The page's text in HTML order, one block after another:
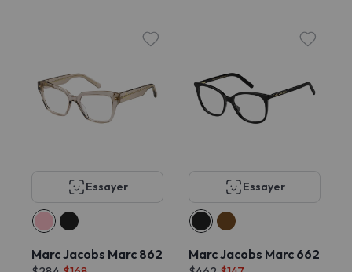
Essayer
Marc Jacobs Marc 862
Essayer
Marc Jacobs Marc 662